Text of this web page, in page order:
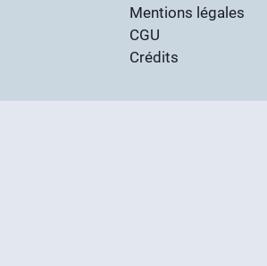
Mentions légales
CGU
Crédits